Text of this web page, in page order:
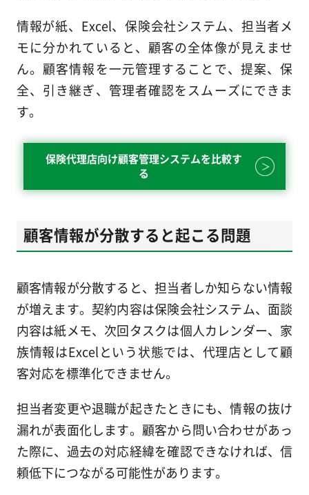
情報が紙、Excel、保険会社システム、担当者メ
モに分かれていると、顧客の全体像が見えませ
ん。顧客情報を一元管理することで、提案、保
全、引き継ぎ、管理者確認をスムーズにできま
す。
保険代理店向け顧客管理システムを比較す
る
顧客情報が分散すると起こる問題
顧客情報が分散すると、担当者しか知らない情報
が増えます。契約内容は保険会社システム、面談
内容は紙メモ、次回タスクは個人カレンダー、家
族情報はExcelという状態では、代理店として顧
客対応を標準化できません。
担当者変更や退職が起きたときにも、情報の抜け
漏れが表面化します。顧客から問い合わせがあっ
た際に、過去の対応経緯を確認できなければ、信
頼低下につながる可能性があります。